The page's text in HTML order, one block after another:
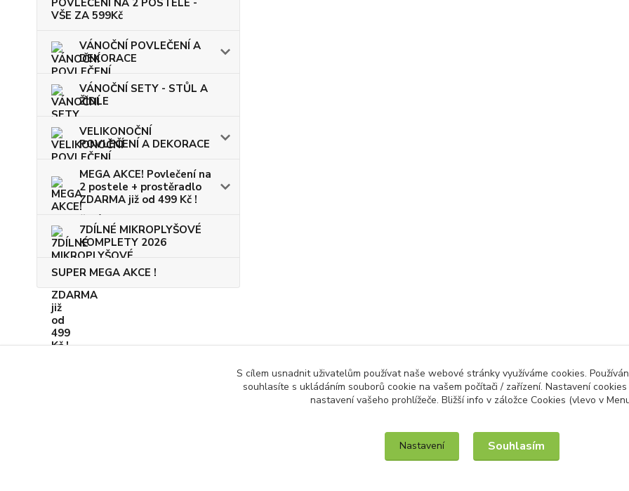
POVLEČENÍ NA 2 POSTELE -
VŠE ZA 599Kč
VÁNOČNÍ POVLEČENÍ A
DEKORACE
VÁNOČNÍ SETY - STŮL A
ŽIDLE
VELIKONOČNÍ
POVLEČENÍ A DEKORACE
MEGA AKCE! Povlečení na
2 postele + prostěradlo
ZDARMA již od 499 Kč !
7DÍLNÉ MIKROPLYŠOVÉ
KOMPLETY 2026
SUPER MEGA AKCE !
S cílem usnadnit uživatelům používat naše webové stránky využíváme cookies.
souhlasíte s ukládáním souborů cookie na vašem počítači / zařízení. Nastavení
nastavení vašeho prohlížeče. Bližší info v záložce Cookies (vlevo v
Nastavení Souhlasím